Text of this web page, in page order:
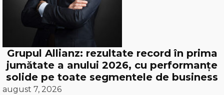
Grupul Allianz: rezultate record în prima
jumătate a anului 2026, cu performanțe
solide pe toate segmentele de business
august 7, 2026